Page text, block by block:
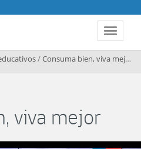
Toggle
/Consuma bien, viva mejor
viva mejor